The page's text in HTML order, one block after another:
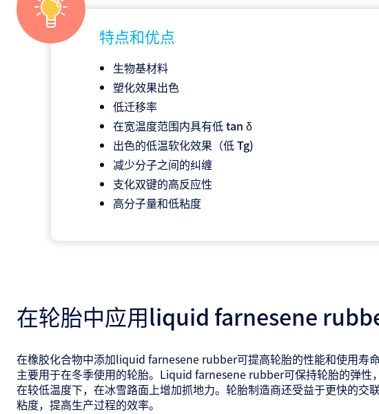
特点和优点
生物基材料
塑化效果出色
低迁移率
在宽温度范围内具有低 tan δ
出色的低温软化效果（低 Tg)
减少分子之间的纠缠
支化双键的高反应性
高分子量和低粘度
在轮胎中应用liquid farnesene
在橡胶化合物中添加liquid farnesene rubber可提高轮胎的性能和使用寿
主要用于在冬季使用的轮胎。Liquid farnesene rubber可保持轮胎的弹性
在较低温度下，在冰雪路面上增加抓地力。轮胎制造商还受益于更快的交
粘度，提高生产过程的效率。